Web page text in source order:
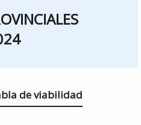
en
de viabilidad